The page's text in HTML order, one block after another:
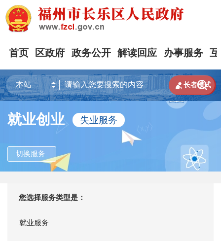
首页 区政府 政务公开 解读回应 办事服务

 长者模式
就业创业 失业服务
切换服务
您选择服务类型是：
就业服务